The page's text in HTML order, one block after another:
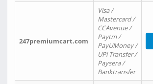
247premiumcart.com
Visa /
Mastercard /
CCAvenue /
Paytm /
PayUMoney /
UPi Transfer /
Paysera /
Banktransfer